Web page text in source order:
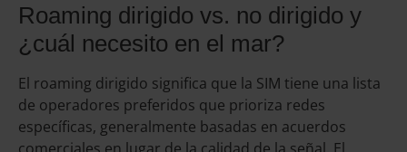
Roaming dirigido vs. no dirigido y
¿cuál necesito en el mar?
El roaming dirigido significa que la SIM tiene una lista
de operadores preferidos que prioriza redes
específicas, generalmente basadas en acuerdos